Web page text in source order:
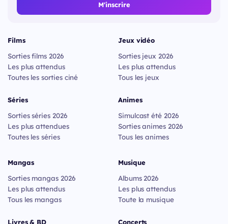
M'inscrire
Films
Sorties films 2026
Les plus attendus
Toutes les sorties ciné
Séries
Sorties séries 2026
Les plus attendues
Toutes les séries
Jeux vidéo
Sorties jeux 2026
Les plus attendus
Tous les jeux
Animes
Simulcast été 2026
Sorties animes 2026
Tous les animes
Mangas
Sorties mangas 2026
Les plus attendus
Tous les mangas
Livres & BD
Musique
Albums 2026
Les plus attendus
Toute la musique
Concerts